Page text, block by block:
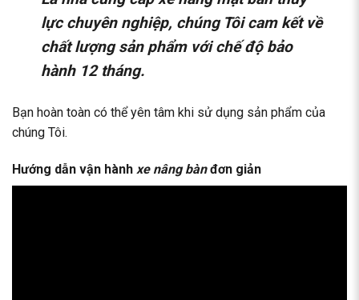
lựcchuyên nghiệp, chúng Tôi cam kết về
chất lượng sản phẩm với chế độ bảo
hành 12 tháng.
Bạn hoàn toàn có thể yên tâm khi sử dụng sản phẩm của
chúng Tôi.
Hướng dẫn vận hành xe nâng bànđơn giản